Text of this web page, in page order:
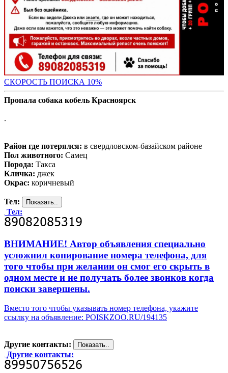
СКОРОСТЬ ПОИСКА 10%
Пропала собака кобель Красноярск
.
Район где потерялся: в свердловском-базайском районе
Пол животного: Самец
Порода: Такса
Кличка: джек
Окрас: коричневый
Тел:
Тел:
ВНИМАНИЕ! Автор объявления специально
усложнил копирование номера телефона, для
того чтобы при желании он смог его скрыть в
одном месте и не получать более звонков когда
поиски завершены.
Вместо того чтобы указывать номер телефона, укажите
ссылку на объявление: POISKZOO.RU/194135
Другие контакты:
Другие контакты: